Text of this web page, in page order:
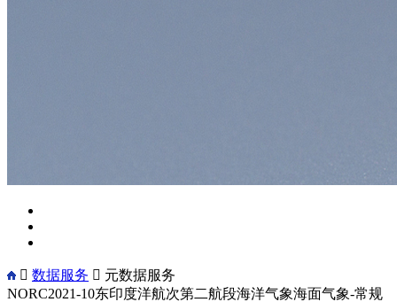
 数据服务  元数据服务
NORC2021-10东印度洋航次第二航段海洋气象海面气象-常规